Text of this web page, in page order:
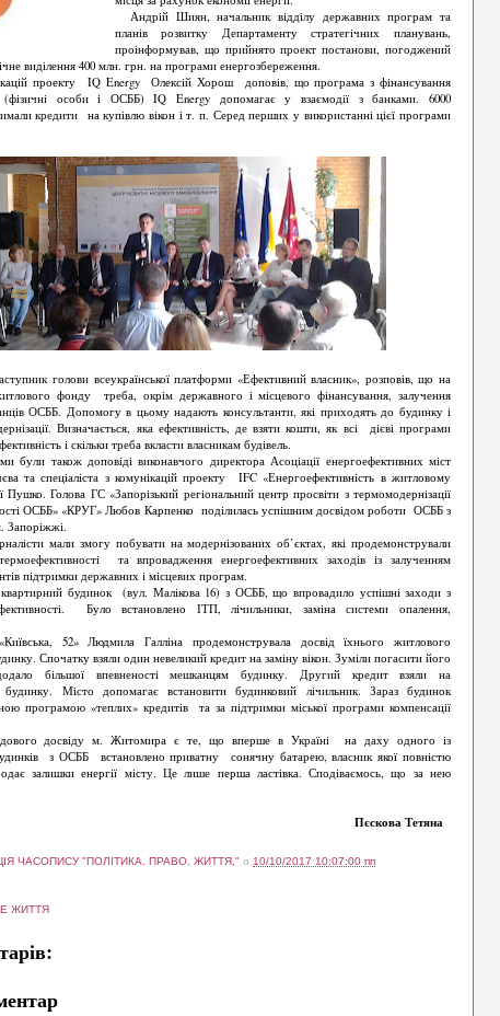
Андрій Шиян, начальник відділу державних програм та
планів розвитку Департаменту стратегічних планувань,
проінформував, що прийнято проект постанови, погоджений
виділення 400 млн. грн. на програми енергозбереження.
проекту IQ Energy Олексій Хорош доповів, що програма з фінансування
особи і ОСББ) IQ Energy допомагає у взаємодії з банками. 6000
кредити на купівлю вікон і т. п. Серед перших у використанні цієї програми
голови всеукраїнської платформи «Ефективний власник», розповів, що на
фонду треба, окрім державного і місцевого фінансування, залучення
ОСББ. Допомогу в цьому надають консультанти, які приходять до будинку і
Визначається, яка ефективність, де взяти кошти, як всі дієві програми
і скільки треба вкласти власникам будівель.
були також доповіді виконавчого директора Асоціації енергоефективних міст
та спеціаліста з комунікацій проекту IFC «Енергоефективність в житловому
Пушко. Голова ГС «Запорізький регіональний центр просвіти з термомодернізації
ОСББ» «КРУГ» Любов Карпенко поділилась успішним досвідом роботи ОСББ з
Запоріжжі.
мали змогу побувати на модернізованих об’єктах, які продемонстрували
та впровадження енергоефективних заходів із залученням
підтримки державних і місцевих програм.
будинок (вул. Малікова 16) з ОСББ, що впровадило успішні заходи з
Було встановлено ІТП, лічильники, заміна системи опалення,
52» Людмила Галліна продемонструвала досвід їхнього житлового
Спочатку взяли один невеликий кредит на заміну вікон. Зуміли погасити його
більшої впевненості мешканцям будинку. Другий кредит взяли на
Місто допомагає встановити будинковий лічильник. Зараз будинок
програмою «теплих» кредитів та за підтримки міської програми компенсації
досвіду м. Житомира є те, що вперше в Україні на даху одного із
з ОСББ встановлено приватну сонячну батарею, власник якої повністю
залишки енергії місту. Це лише перша ластівка. Сподіваємось, що за нею
Пєскова Тетяна
ЧАСОПИСУ "ПОЛІТИКА. ПРАВО. ЖИТТЯ," о 10/10/2017 10:07:00 пп
ЖИТТЯ